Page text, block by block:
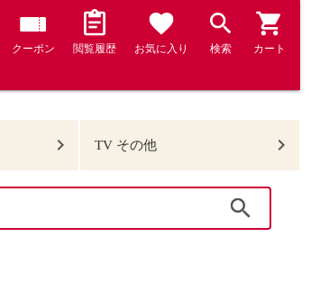
クーポン 閲覧履歴 お気に入り 検索 カート
TV その他